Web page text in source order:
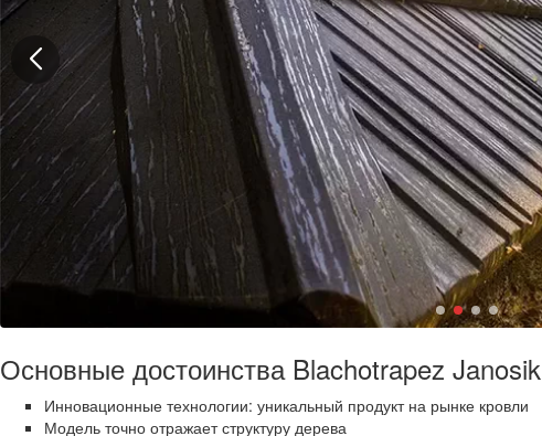
Основные достоинства Blachotrapez Janosik
Инновационные технологии: уникальный продукт на рынке кровли
Модель точно отражает структуру дерева